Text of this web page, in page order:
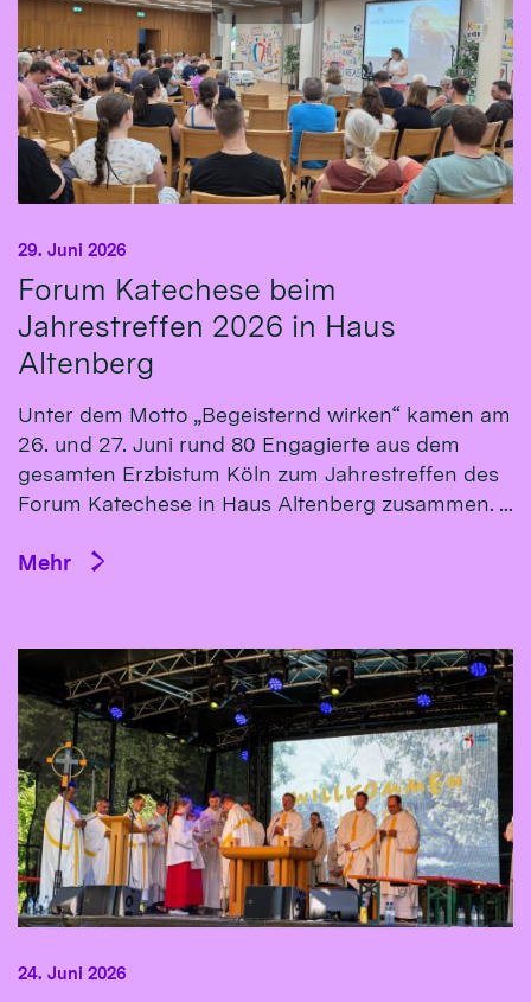
Forum Katechese beim
Jahrestreffen 2026 in Haus
Altenberg
29. Juni 2026
Unter dem Motto „Begeisternd wirken“ kamen am
26. und 27. Juni rund 80 Engagierte aus dem
gesamten Erzbistum Köln zum Jahrestreffen des
Forum Katechese in Haus Altenberg zusammen. ...
Mehr
24. Juni 2026